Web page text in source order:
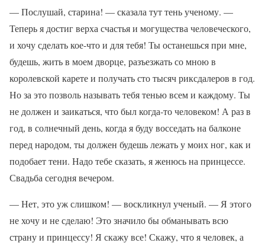
— Послушай, старина! — сказала тут тень ученому. —
Теперь я достиг верха счастья и могущества человеческого,
и хочу сделать кое-что и для тебя! Ты останешься при мне,
будешь, жить в моем дворце, разъезжать со мною в
королевской карете и получать сто тысяч риксдалеров в год.
Но за это позволь называть тебя тенью всем и каждому. Ты
не должен и заикаться, что был когда-то человеком! А раз в
год, в солнечный день, когда я буду восседать на балконе
перед народом, ты должен будешь лежать у моих ног, как и
подобает тени. Надо тебе сказать, я женюсь на принцессе.
Свадьба сегодня вечером.
— Нет, это уж слишком! — воскликнул ученый. — Я этого
не хочу и не сделаю! Это значило бы обманывать всю
страну и принцессу! Я скажу все! Скажу, что я человек, а